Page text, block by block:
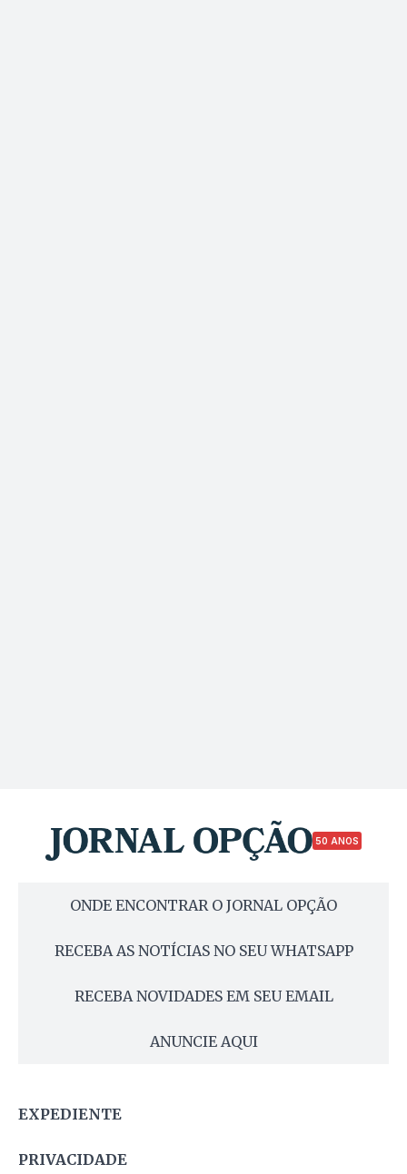
50 ANOS
ONDE ENCONTRAR O JORNAL OPÇÃO
RECEBA AS NOTÍCIAS NO SEU WHATSAPP
RECEBA NOVIDADES EM SEU EMAIL
ANUNCIE AQUI
EXPEDIENTE
PRIVACIDADE